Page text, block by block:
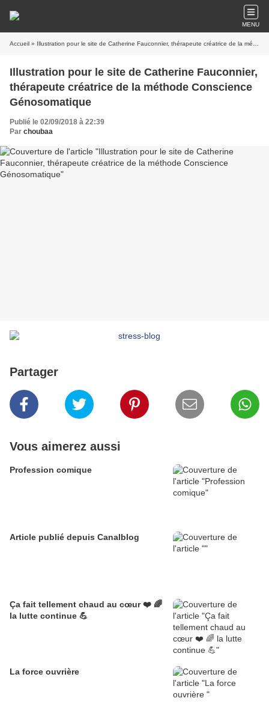
MENU
Accueil » Illustration pour le site de Catherine Fauconnier, thérapeute créatrice de la méthode Conscience Génosomatique
Illustration pour le site de Catherine Fauconnier,
thérapeute créatrice de la méthode Conscience
Génosomatique
Publié le 02/09/2018 à 22:39
Par choubaa
Partager
Vous aimerez aussi
Profession comique
Article publié depuis Canalblog
Ça fait tellement chaud au cœur ❤️ 🌈
la lutte continue 💪
La force ouvrière